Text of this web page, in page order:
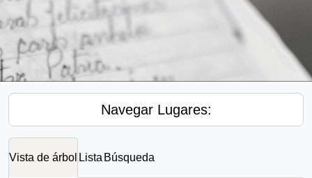
Navegar Lugares:
Vista de árbol Lista Búsqueda